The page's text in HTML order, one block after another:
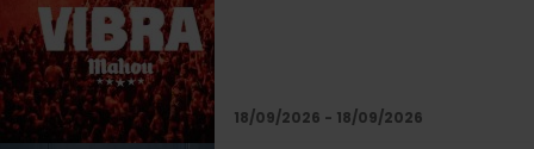
18/09/2026 - 18/09/2026